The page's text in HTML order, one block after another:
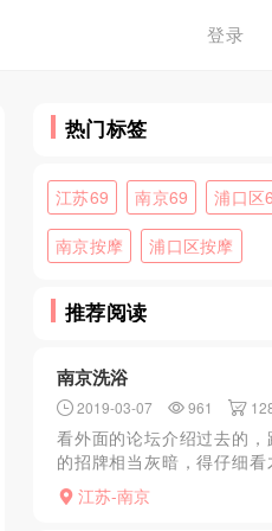
登录
热门标签
江苏69 南京69 浦口区
南京按摩 浦口区按摩
推荐阅读
南京洗浴
2019-03-07 961
看外面的论坛介绍过去的
的招牌相当灰暗，得仔细
字。里面比较黑，表面看起
门kouhuo钱，换拖鞋。进
江苏-南京